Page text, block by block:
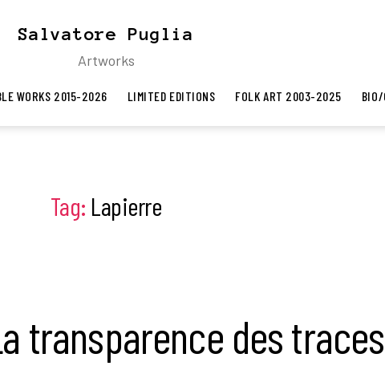
Salvatore Puglia
Artworks
WORKS 2015-2026 LIMITED EDITIONS FOLK ART 2003-2025 BIO/
Tag: Lapierre
transparence des